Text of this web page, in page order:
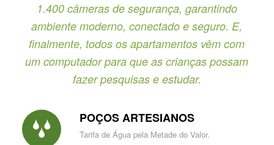
1.400 câmeras de segurança, garantindo
ambiente moderno, conectado e seguro. E,
finalmente, todos os apartamentos vêm com
um computador para que as crianças possam
fazer pesquisas e estudar.
POÇOS ARTESIANOS
Tarifa de Água pela Metade do Valor.